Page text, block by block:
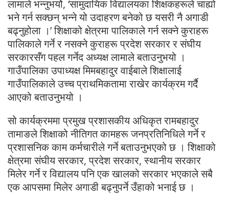
लामाले भन्नुभयोे, ‘सामुदायिक विद्यालयका शिक्षकहरूले चाह्यो
भने गर्न सक्छन् भन्ने यो उदाहरण बनेको छ यसरी नै अगाडी
बढ्नुहोला ।’ शिक्षाको क्षेत्रमा पालिकाले गर्न सक्ने कुराहरू
पालिकाले गर्ने र नसक्ने कुराहरू प्रदेश सरकार र संघीय
सरकारसँग पहल गर्नेद अध्यक्ष लामाले बताउनुभयो ।
गाउँपालिका उपाध्यक्ष मिमबहादुर वाईबाले शिक्षालाई
गाउँपालिकाले उच्च प्राथमिकतामा राखेर कार्यक्रम गर्दै
आएको बताउनुभयो ।
सो कार्यक्रममा प्रमुख प्रशासकीय अधिकृत रामबहादुर
तामाङले शिक्षाको नीतिगत कामहरू जनप्रतिनिधिले गर्ने र
प्रशासनिक काम कर्मचारीले गर्ने बताउनुभएको छ । शिक्षाको
क्षेत्रमा संघीय सरकार, प्रदेश सरकार, स्थानीय सरकार
मिलेर गर्ने र विद्यालय पनि एक खालको सरकार भएकाले सबै
एक आपसमा मिलेर अगाडी बढ्नुपर्ने उँहाको भनाई छ ।